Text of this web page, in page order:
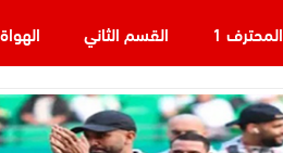
المحترف 1 القسم الثاني الهواة